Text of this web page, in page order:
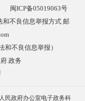
闽ICP备05019063号
和不良信息举报方式 邮
和不良信息举报）
.政务
民政府办公室电子政务科